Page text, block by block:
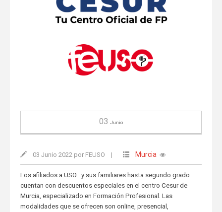
03 Junio
03 Junio 2022 por FEUSO | Murcia
Los afiliados a USO y sus familiares hasta segundo grado
cuentan con descuentos especiales en el centro Cesur de
Murcia, especializado en Formación Profesional. Las
modalidades que se ofrecen son online, presencial,